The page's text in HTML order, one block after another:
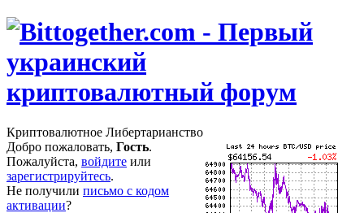
Криптовалютное Либертарианство
Добро пожаловать, Гость.
Пожалуйста, войдите или
зарегистрируйтесь.
Не получили письмо с кодом
активации?